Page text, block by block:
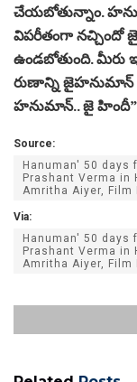
చేయబోతున్నాం.
విపరీతంగా
ఉండబోతుంది. మీరు
రుణాన్ని జైహనుమాన్
హనుమాన్.. జై హిందీ”
Source:
Hanuman' 50
Prashant Verma in
Amritha Aiyer, Film
Via:
Hanuman' 50
Prashant Verma in
Amritha Aiyer, Film